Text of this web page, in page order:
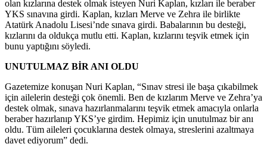
olan kızlarına destek olmak isteyen Nuri Kaplan, kızları ile beraber
YKS sınavına girdi. Kaplan, kızları Merve ve Zehra ile birlikte
Atatürk Anadolu Lisesi’nde sınava girdi. Babalarının bu desteği,
kızlarını da oldukça mutlu etti. Kaplan, kızlarını teşvik etmek için
bunu yaptığını söyledi.
UNUTULMAZ BİR ANI OLDU
Gazetemize konuşan Nuri Kaplan, “Sınav stresi ile başa çıkabilmek
için ailelerin desteği çok önemli. Ben de kızlarım Merve ve Zehra’ya
destek olmak, sınava hazırlanmalarını teşvik etmek amacıyla onlarla
beraber hazırlanıp YKS’ye girdim. Hepimiz için unutulmaz bir anı
oldu. Tüm aileleri çocuklarına destek olmaya, streslerini azaltmaya
davet ediyorum” dedi.